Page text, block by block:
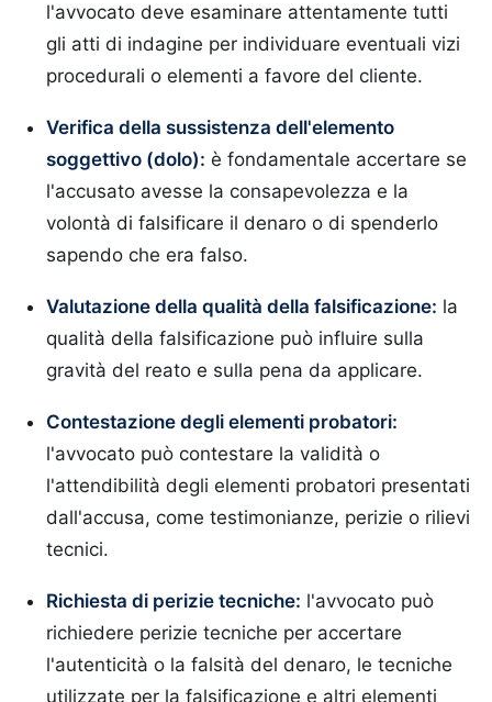
l'avvocato deve esaminare attentamente tutti
gli atti di indagine per individuare eventuali vizi
procedurali o elementi a favore del cliente.
Verifica della sussistenza dell'elemento
soggettivo (dolo): è fondamentale accertare se
l'accusato avesse la consapevolezza e la
volontà di falsificare il denaro o di spenderlo
sapendo che era falso.
Valutazione della qualità della falsificazione: la
qualità della falsificazione può influire sulla
gravità del reato e sulla pena da applicare.
Contestazione degli elementi probatori:
l'avvocato può contestare la validità o
l'attendibilità degli elementi probatori presentati
dall'accusa, come testimonianze, perizie o rilievi
tecnici.
Richiesta di perizie tecniche: l'avvocato può
richiedere perizie tecniche per accertare
l'autenticità o la falsità del denaro, le tecniche
utilizzate per la falsificazione e altri elementi